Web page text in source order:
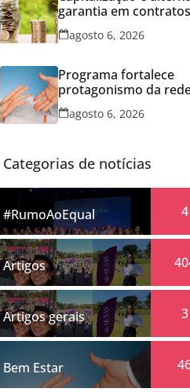
garantia em
aluguel
agosto 6, 2026
Programa fortalece
protagonismo da
franquias
agosto 6, 2026
Categorias de notícias
#RumoAoEqual 4
Artigos
Artigos gerais 3
Bem Estar